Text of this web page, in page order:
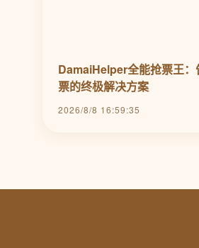
DamaiHelper全能抢票王：
票的终极解决方案
2026/8/8 16:59:35